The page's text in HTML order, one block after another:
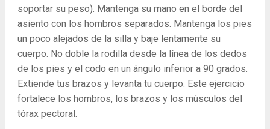
soportar su peso). Mantenga su mano en el borde del
asiento con los hombros separados. Mantenga los pies
un poco alejados de la silla y baje lentamente su
cuerpo. No doble la rodilla desde la línea de los dedos
de los pies y el codo en un ángulo inferior a 90 grados.
Extiende tus brazos y levanta tu cuerpo. Este ejercicio
fortalece los hombros, los brazos y los músculos del
tórax pectoral.